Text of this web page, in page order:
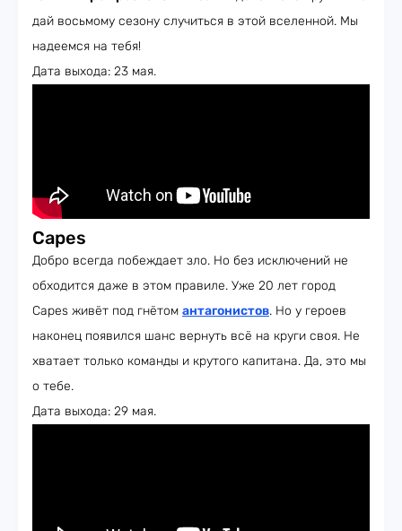
дай восьмому сезону случиться в этой вселенной. Мы
надеемся на тебя!
Дата выхода: 23 мая.
Capes
Добро всегда побеждает зло. Но без исключений не
обходится даже в этом правиле. Уже 20 лет город
Capes живёт под гнётом антагонистов. Но у героев
наконец появился шанс вернуть всё на круги своя. Не
хватает только команды и крутого капитана. Да, это мы
о тебе.
Дата выхода: 29 мая.